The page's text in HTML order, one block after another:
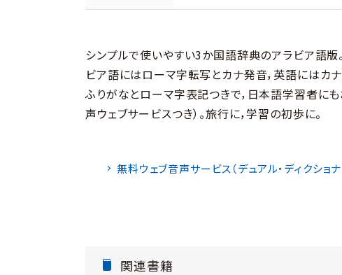
シンプルで使いやすい3か国語辞典のアラビア語
ビア語にはローマ字転写とカナ発音，英語にはカ
ふりがなとローマ字表記つきで，日本語学習者にも
声ウェブサービスつき）。旅行に，学習の初歩に。
無料ウェブ音声サービス（デュアル・ディクショナ
関連書籍